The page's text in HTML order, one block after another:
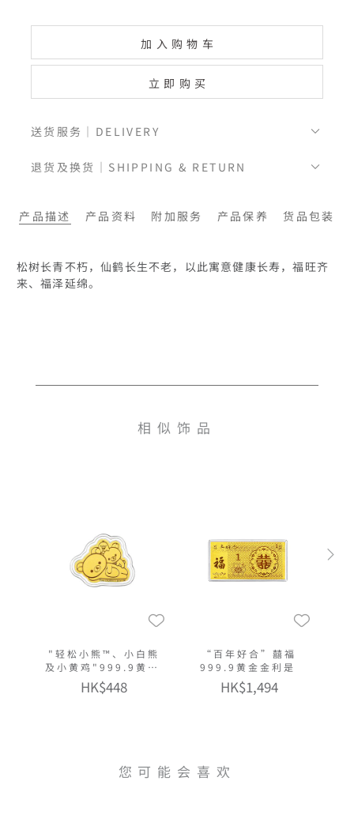
加入购物车
立即购买
送货服务｜DELIVERY
退货及换货｜SHIPPING & RETURN
产品描述 产品资料 附加服务 产品保养 货品包装
松树长青不朽，仙鹤长生不老，以此寓意健康长寿，福旺齐
来、福泽延绵。
相似饰品
"轻松小熊™、小白熊
及小黄鸡"999.9黄金
多功能金章挂饰
HK$448
“百年好合”囍福
999.9黄金金利是
HK$1,494
您可能会喜欢